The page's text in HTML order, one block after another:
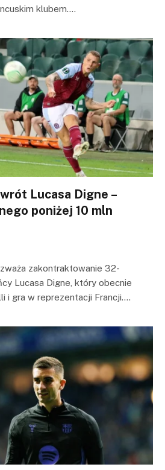
klubem.…
Lucasa Digne –
poniżej 10 mln
zakontraktowanie 32-
Lucasa Digne, który obecnie
i gra w reprezentacji Francji.…